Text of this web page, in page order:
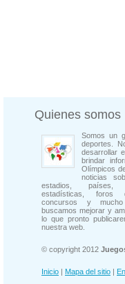
Quienes somos
Somos un
deportes.
desarrollar
brindar
Olímpicos
noticias
estadios, países,
estadísticas, foros
concursos y mucho
buscamos mejorar y
lo que pronto
nuestra web.
© copyright 2012
Inicio | Mapa del sitio |